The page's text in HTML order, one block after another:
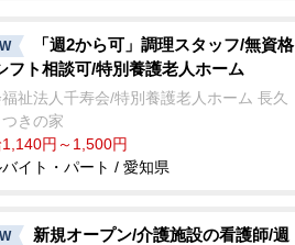
「週2から可」調理スタッフ/無資格
フト相談可/特別養護老人ホーム
祉法人千寿会/特別養護老人ホーム 長久
きの家
円～1,500円
イト・パート / 愛知県
新規オープン/介護施設の看護師/週